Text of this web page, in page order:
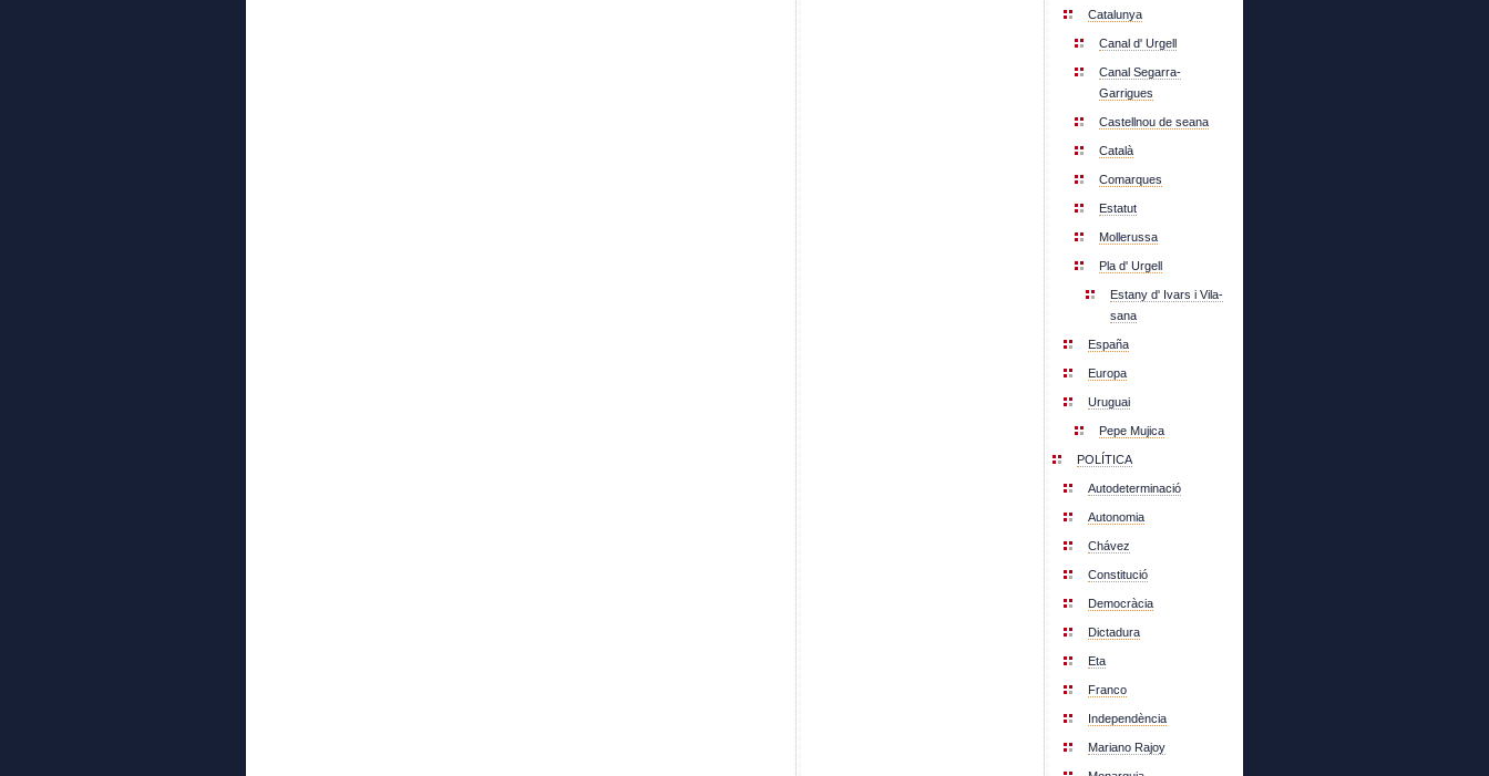
Catalunya
Canal d' Urgell
Canal Segarra-
Garrigues
Castellnou de seana
Català
Comarques
Estatut
Mollerussa
Pla d' Urgell
Estany d' Ivars i Vila-
sana
España
Europa
Uruguai
Pepe Mujica
POLÍTICA
Autodeterminació
Autonomia
Chávez
Constitució
Democràcia
Dictadura
Eta
Franco
Independència
Mariano Rajoy